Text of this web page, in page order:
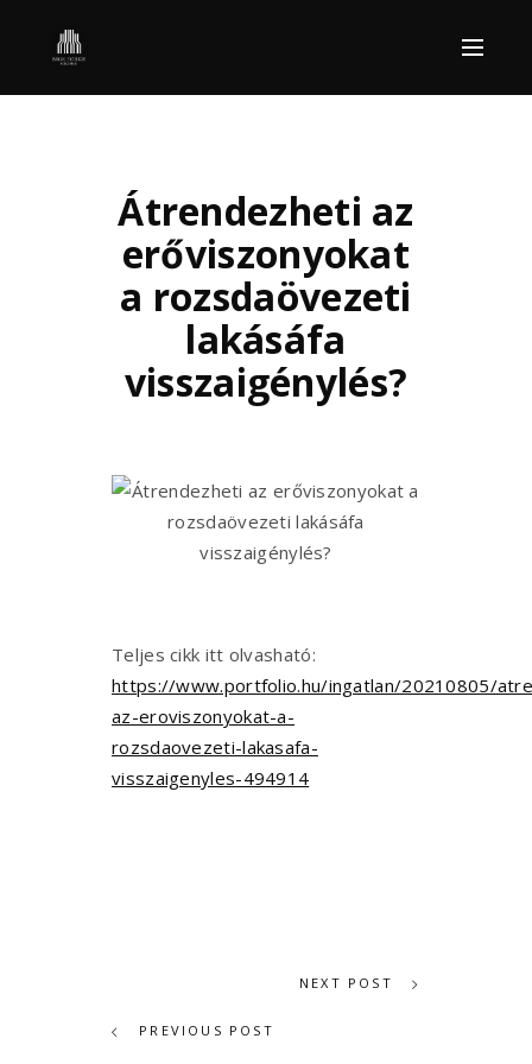
Átrendezheti az
erőviszonyokat
a rozsdaövezeti
lakásáfa
visszaigénylés?
Teljes cikk itt olvasható:
https://www.portfolio.hu/ingatlan/20210805/
az-eroviszonyokat-a-
rozsdaovezeti-lakasafa-
visszaigenyles-494914
NEXT POST
PREVIOUS POST